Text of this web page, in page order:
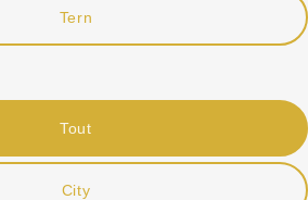
Tern
Tout
City